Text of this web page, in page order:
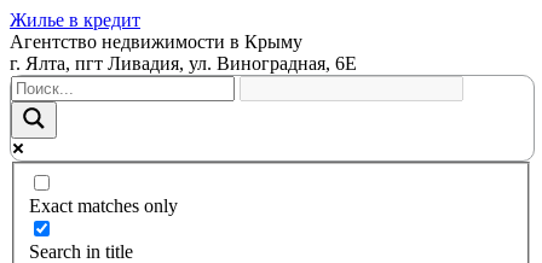
Жилье в кредит
Агентство недвижимости в Крыму
г. Ялта, пгт Ливадия, ул. Виноградная, 6Е
Exact matches only
Search in title